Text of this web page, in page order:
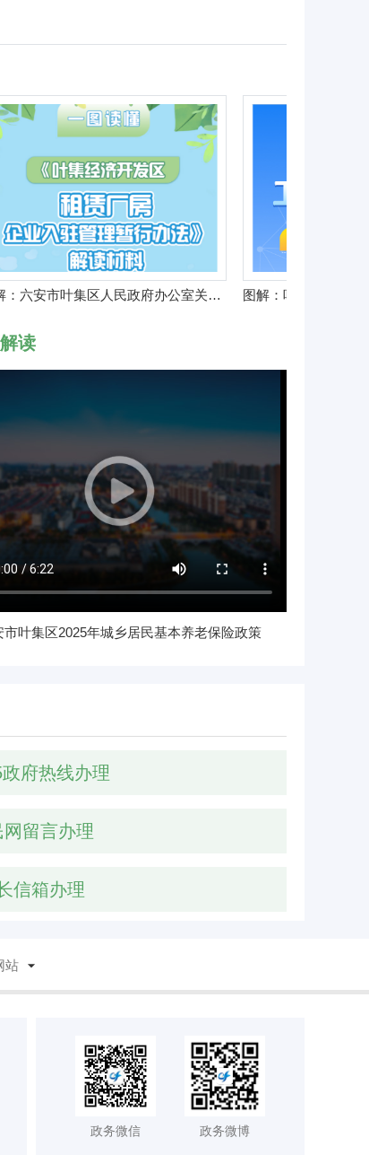
图解：六安市叶集区人民政府办公室关于印发《叶集经济开发区租赁厂房企业入驻管理暂行办法》的通知
读
市叶集区2025年城乡居民基本养老保险政策
府热线办理
网留言办理
信箱办理
站
政务微信 政务微博